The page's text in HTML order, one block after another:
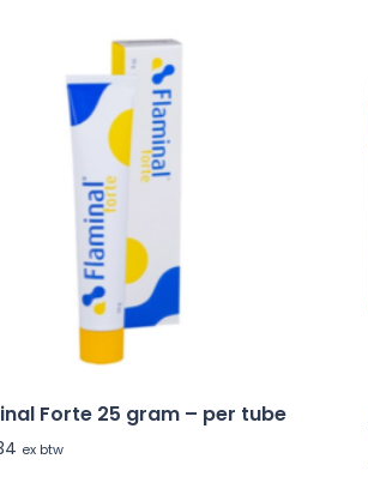
Forte 25 gram – per tube
ex btw